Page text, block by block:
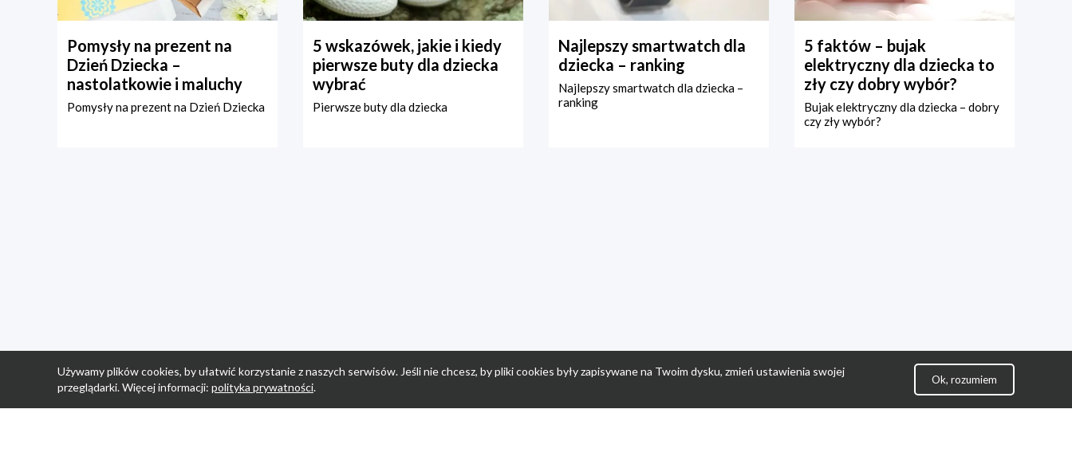
Pomysły na prezent na
Dzień Dziecka –
nastolatkowie i maluchy
Pomysły na prezent na Dzień Dziecka
5 wskazówek, jakie i kiedy
pierwsze buty dla dziecka
wybrać
Pierwsze buty dla dziecka
Najlepszy smartwatch dla
dziecka – ranking
Najlepszy smartwatch dla dziecka –
ranking
5 faktów – bujak
elektryczny dla dziecka to
zły czy dobry wybór?
Bujak elektryczny dla dziecka – dobry
czy zły wybór?
Używamy plików cookies, by ułatwić korzystanie z naszych serwisów. Jeśli nie chcesz, by pliki cookies były zapisywane na Twoim dysku, zmień ustawienia swojej
przeglądarki. Więcej informacji: polityka prywatności.
Ok, rozumiem